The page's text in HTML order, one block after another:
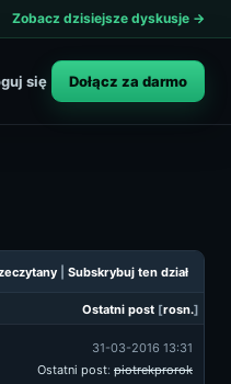
Zobacz dzisiejsze dyskusje →
się Dołącz za darmo
Subskrybuj ten dział
Ostatni post [rosn.]
31-03-2016 13:31
Ostatni post: piotrekprorok